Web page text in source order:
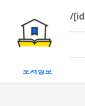
book/rent/
대여
도서정보